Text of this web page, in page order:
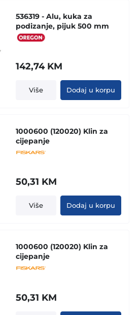
536319 - Alu, kuka za
podizanje, pijuk 500 mm
142,74 KM
Više Dodaj u korpu
1000600 (120020) Klin za
cijepanje
50,31 KM
Više Dodaj u korpu
1000600 (120020) Klin za
cijepanje
50,31 KM